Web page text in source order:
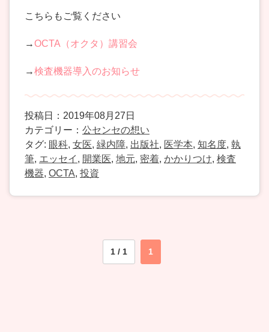
こちらもご覧ください
→OCTA（オクタ）講習会
→検査機器導入のお知らせ
投稿日：2019年08月27日
カテゴリー： 公センセの想い
タグ: 眼科, 女医, 緑内障, 出版社, 医学本, 知名度, 執
筆, エッセイ , 開業医, 地元, 密着, かかりつけ, 検査
機器, OCTA, 投資
1 / 1 1